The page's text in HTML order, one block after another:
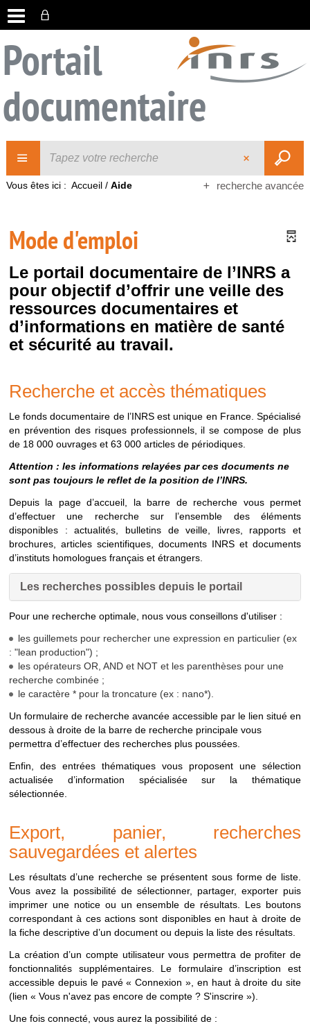
Portail
documentaire
recherche avancée
Vous êtes ici : Accueil / Aide
Mode d'emploi
Le portail documentaire de l’INRS a
pour objectif d’offrir une veille des
ressources documentaires et
d’informations en matière de santé
et sécurité au travail.
Recherche et accès thématiques
Le fonds documentaire de l’INRS est unique en France. Spécialisé
en prévention des risques professionnels, il se compose de plus
de 18 000 ouvrages et 63 000 articles de périodiques.
Attention : les informations relayées par ces documents ne
sont pas toujours le reflet de la position de l’INRS.
Depuis la page d’accueil, la barre de recherche vous permet
d’effectuer une recherche sur l’ensemble des éléments
disponibles : actualités, bulletins de veille, livres, rapports et
brochures, articles scientifiques, documents INRS et documents
d’instituts homologues français et étrangers.
Les recherches possibles depuis le portail
Les
possbles
depuis
le
portail
Disponible depuis la
page d'accueil
les documents
INRS-BIBLIO Menu"Ressources
> INRS-Biblio"
Recherche sur les
référencés dans la
RESEAU
PREVENTION
Menu"Ressources
> Réseau
Recherche sur les
documents diffusés
prévention de
l'Assurance
JURIDIQUE Menu"Ressources
> Veille juridique"
Recherche sur les
juridiques et articles
"Droit en pratique"
de la revue "Travail
et Sécurité"
VEILLE
"Produits
documentaires >
Bulletins de veille"
Recherche sur les
actualités et
bulletins de veille
diffusés
Pour une recherche optimale, nous vous conseillons d'utiliser :
les guillemets pour rechercher une expression en particulier (ex
: "lean production") ;
les opérateurs OR, AND et NOT et les parenthèses pour une
recherche combinée ;
le caractère * pour la troncature (ex : nano*).
Un formulaire de recherche avancée accessible par le lien situé en
dessous à droite de la barre de recherche principale vous
permettra d’effectuer des recherches plus poussées.
Enfin, des entrées thématiques vous proposent une sélection
actualisée d’information spécialisée sur la thématique
sélectionnée.
Export, panier, recherches
sauvegardées et alertes
Les résultats d’une recherche se présentent sous forme de liste.
Vous avez la possibilité de sélectionner, partager, exporter puis
imprimer une notice ou un ensemble de résultats. Les boutons
correspondant à ces actions sont disponibles en haut à droite de
la fiche descriptive d’un document ou depuis la liste des résultats.
La création d’un compte utilisateur vous permettra de profiter de
fonctionnalités supplémentaires. Le formulaire d’inscription est
accessible depuis le pavé « Connexion », en haut à droite du site
(lien « Vous n'avez pas encore de compte ? S'inscrire »).
Une fois connecté, vous aurez la possibilité de :